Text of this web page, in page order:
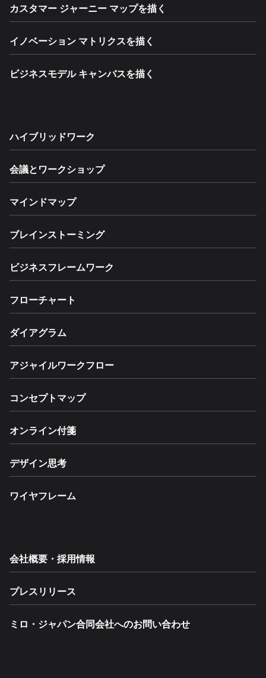
カスタマー ジャーニー マップを描く
イノベーション マトリクスを描く
ビジネスモデル キャンバスを描く
ハイブリッドワーク
会議とワークショップ
マインドマップ
ブレインストーミング
ビジネスフレームワーク
フローチャート
ダイアグラム
アジャイルワークフロー
コンセプトマップ
オンライン付箋
デザイン思考
ワイヤフレーム
会社概要・採用情報
プレスリリース
ミロ・ジャパン合同会社へのお問い合わせ